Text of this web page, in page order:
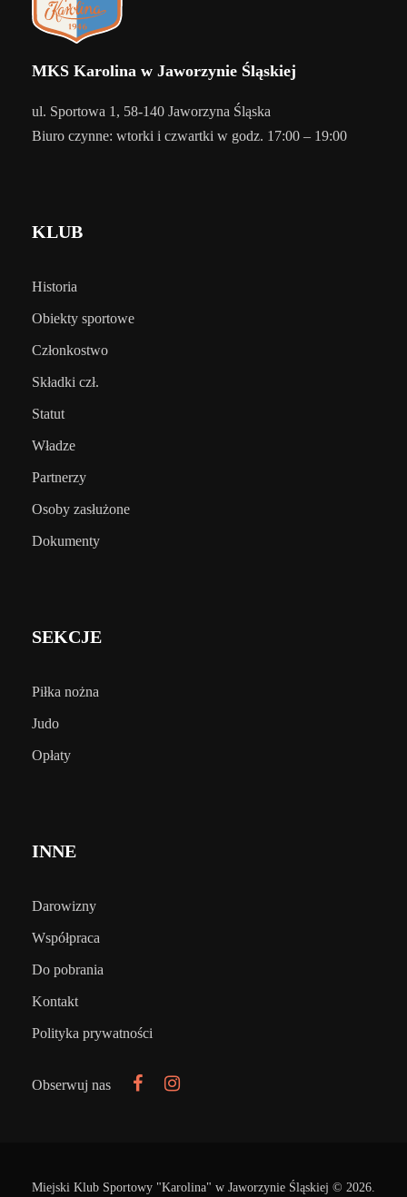
MKS Karolina w Jaworzynie Śląskiej
ul. Sportowa 1, 58-140 Jaworzyna Śląska
Biuro czynne: wtorki i czwartki w godz. 17:00 – 19:00
KLUB
Historia
Obiekty sportowe
Członkostwo
Składki czł.
Statut
Władze
Partnerzy
Osoby zasłużone
Dokumenty
SEKCJE
Piłka nożna
Judo
Opłaty
INNE
Darowizny
Współpraca
Do pobrania
Kontakt
Polityka prywatności
Obserwuj nas
Miejski Klub Sportowy "Karolina" w Jaworzynie Śląskiej © 2026.